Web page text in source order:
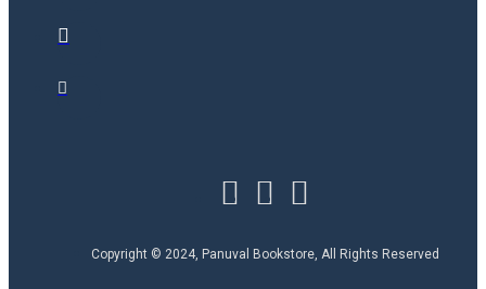
Copyright © 2024, Panuval Bookstore, All Rights Reserved